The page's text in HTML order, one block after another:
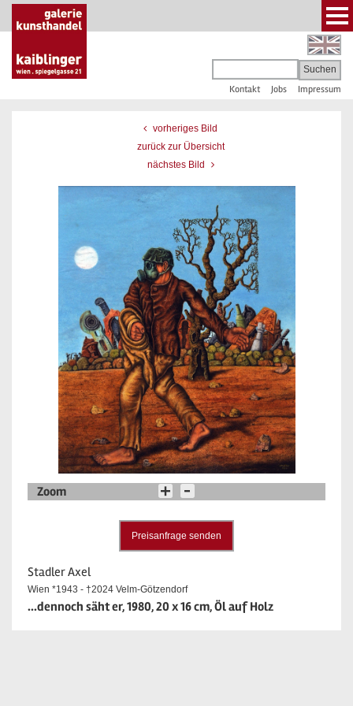
Kontakt Jobs Impressum
vorheriges Bild
zurück zur Übersicht
nächstes Bild
Zoom
Preisanfrage senden
Stadler Axel
Wien *1943 - †2024 Velm-Götzendorf
...dennoch säht er, 1980, 20 x 16 cm, Öl auf Holz